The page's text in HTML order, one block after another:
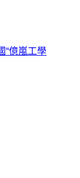
“億嵐工學